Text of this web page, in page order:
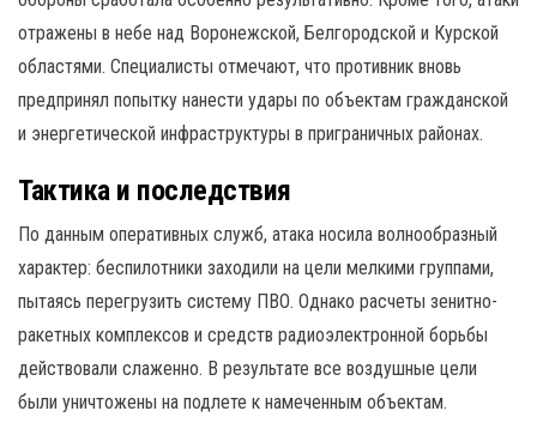
отражены в небе над Воронежской, Белгородской и Курской
областями. Специалисты отмечают, что противник вновь
предпринял попытку нанести удары по объектам гражданской
и энергетической инфраструктуры в приграничных районах.
Тактика и последствия
По данным оперативных служб, атака носила волнообразный
характер: беспилотники заходили на цели мелкими группами,
пытаясь перегрузить систему ПВО. Однако расчеты зенитно-
ракетных комплексов и средств радиоэлектронной борьбы
действовали слаженно. В результате все воздушные цели
были уничтожены на подлете к намеченным объектам.